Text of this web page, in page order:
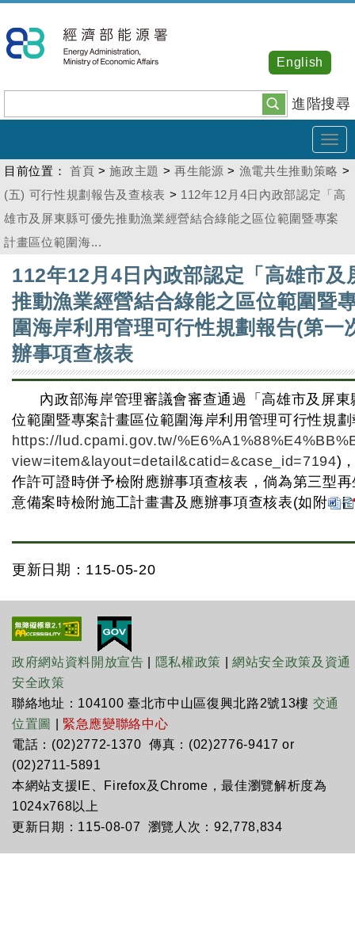
到
主
內
容
進階搜尋
English
目前位置： 首頁 >施政主題 >再生能源 > 漁電共生推動策略 >
(五) 可行性規劃報告及查核表 > 112年12月4日內政部認定「高
雄市及屏東縣可優先推動漁業經營結合綠能之區位範圍暨專案
計畫區位範圍海...
112年12月4日內政部認定「高雄市及
推動漁業經營結合綠能之區位範圍暨
圍海岸利用管理可行性規劃報告(第一
辦事項查核表
內政部海岸管理審議會審查通過「高雄市及屏
位範圍暨專案計畫區位範圍海岸利用管理可行性規
https://lud.cpami.gov.tw/
view=item&layout=detail&catid=&case_id=7194)
作許可證時併予檢附應辦事項查核表，倘為第三型
意備案時檢附施工計畫書及應辦事項查核表(如附
更新日期：115-05-20
政府網站資料開放宣告 隱私權政策 |網站安全政策及資通
安全政策
聯絡地址：104100 臺北市中山區復興北路2號13樓 交通
位置圖
緊急應變聯絡中心
電話：(02)2772-1370 傳真：(02)2776-9417 or
(02)2711-5891
本網站支援IE、Firefox及Chrome，最佳瀏覽解析度為
1024x768以上
更新日期：115-08-07 瀏覽人次：92,778,834